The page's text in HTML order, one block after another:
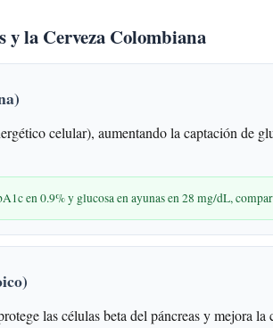
y la Cerveza Colombiana
celular), aumentando la captación de
en 0.9% y glucosa en ayunas en 28 mg/dL,
las células beta del páncreas y mejora la